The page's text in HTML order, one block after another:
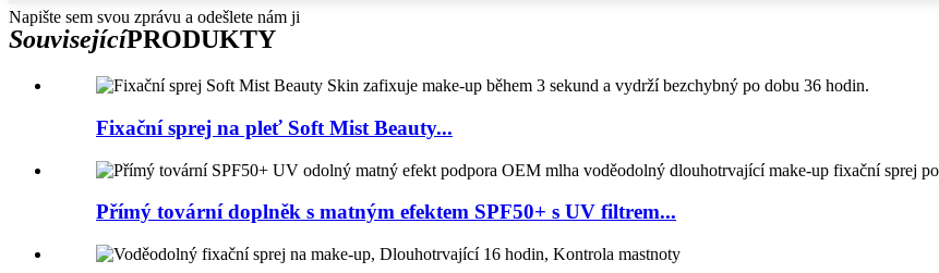
Napište sem svou zprávu a odešlete nám ji
SouvisejícíPRODUKTY
Fixační sprej na pleť Soft Mist Beauty...
Přímý tovární doplněk s matným efektem SPF50+ s UV filtrem...